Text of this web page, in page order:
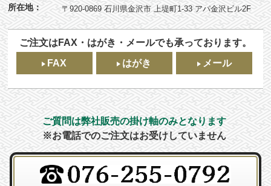
所在地：
〒920-0869 石川県金沢市 上堤町1-33 アパ金沢ビル2F
ご注文はFAX・はがき・メールでも承っております。
FAX
はがき メール
ご質問は弊社販売の掛け軸のみとなります
※お電話でのご注文はお受けしていません